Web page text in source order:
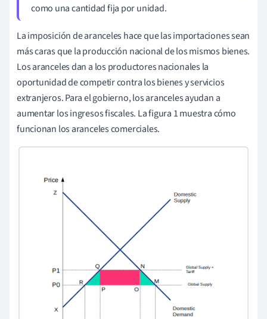
como una cantidad fija por unidad.
La imposición de aranceles hace que las importaciones sean
más caras que la producción nacional de los mismos bienes.
Los aranceles dan a los productores nacionales la
oportunidad de competir contra los bienes y servicios
extranjeros. Para el gobierno, los aranceles ayudan a
aumentar los ingresos fiscales. La figura 1 muestra cómo
funcionan los aranceles comerciales.